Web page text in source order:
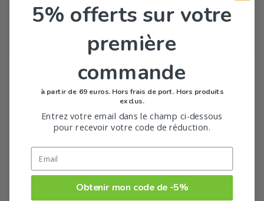
Tous les produits de la marque
Toute la gamme de Nuxuriance Gold de NUXE
5% offerts sur votre
première
commande
à partir de 69 euros. Hors frais de port. Hors produits
exclus.
Entrez votre email dans le champ ci-dessous
pour recevoir votre code de réduction.
Obtenir mon code de -5%